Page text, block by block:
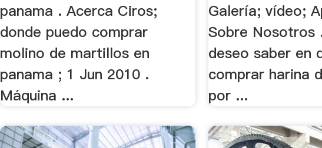
panama . Acerca Ciros;
donde puedo comprar
molino de martillos en
panama ; 1 Jun 2010 .
Máquina ...
Galería; vídeo;
Sobre Nosotros
deseo saber en
comprar harina
por ...